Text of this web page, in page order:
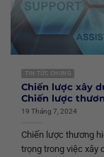
TIN TỨC CHUNG
Chiến lược xây
Chiến lược
19 Tháng 7, 2024
Chiến lược thương
trọng trong việc xây